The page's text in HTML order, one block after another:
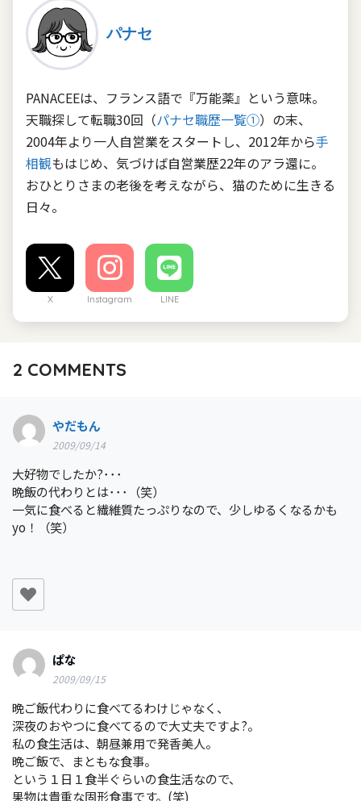
パナセ
PANACEEは、フランス語で『万能薬』という意味。
天職探して転職30回（パナセ職歴一覧①）の末、
2004年より一人自営業をスタートし、2012年から手
相観もはじめ、気づけば自営業歴22年のアラ還に。
おひとりさまの老後を考えながら、猫のために生きる
日々。
X Instagram LINE
2 COMMENTS
やだもん
2009/09/14
大好物でしたか?･･･
晩飯の代わりとは･･･（笑）
一気に食べると繊維質たっぷりなので、少しゆるくなるかも
yo！（笑）
ぱな
2009/09/15
晩ご飯代わりに食べてるわけじゃなく、
深夜のおやつに食べてるので大丈夫ですよ?。
私の食生活は、朝昼兼用で発香美人。
晩ご飯で、まともな食事。
という１日１食半ぐらいの食生活なので、
果物は貴重な固形食事です。(笑)